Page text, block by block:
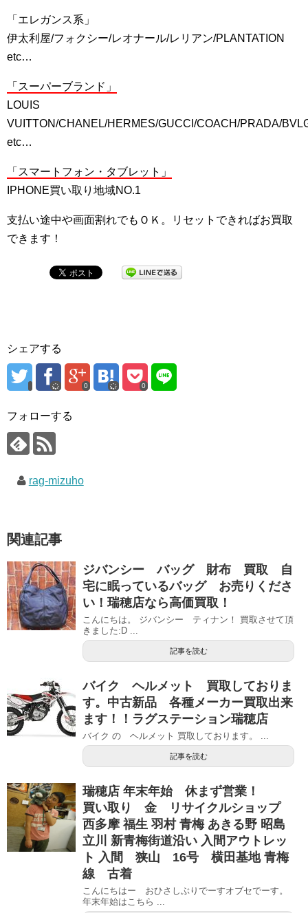
「エレガンス系」
伊太利屋/フォクシー/レオナール/レリアン/PLANTATION
etc…
「スーパーブランド」
LOUIS
VUITTON/CHANEL/HERMES/GUCCI/COACH/PRADA/
etc…
「スマートフォン・タブレット」
IPHONE買い取り地域NO.1
支払い途中や画面割れでもＯＫ。リセットできればお買取
できます！
シェアする
0 0
フォローする
rag-mizuho
関連記事
ジバンシー バッグ 財布 買取 自
宅に眠っているバッグ お売りくださ
い！瑞穂店なら高価買取！
こんにちは。 ジバンシー ティナン！ 買取させて頂
きました:D ...
記事を読む
バイク ヘルメット 買取しておりま
す。中古新品 各種メーカー買取出来
ます！！ラグステーション瑞穂店
バイク の ヘルメット 買取しております。 ...
記事を読む
瑞穂店 年末年始 休まず営業！
買い取り 金 リサイクルショップ
西多摩 福生 羽村 青梅 あきる野 昭島
立川 新青梅街道沿い 入間アウトレッ
ト 入間 狭山 16号 横田基地 青梅
線 古着
こんにちはー おひさしぶりでーすオブセでーす。
年末年始はこちら ...